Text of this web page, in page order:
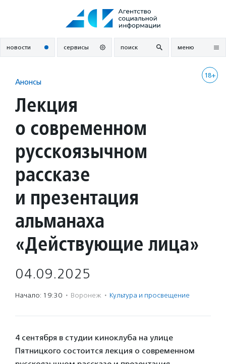
новости сервисы поиск меню
18+
Анонсы
Лекция
о современном
русскоязычном
рассказе
и презентация
альманаха
«Действующие лица»
04.09.2025
Начало: 19:30 · Воронеж · Культура и просвещение
4 сентября в студии киноклуба на улице
Пятницкого состоится лекция о современном